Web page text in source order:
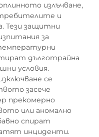
излъчване,
и
Тези защитни
за
дълготрайна
условия.
се
засече
прекомерно
или аномално
спират
инциденти.